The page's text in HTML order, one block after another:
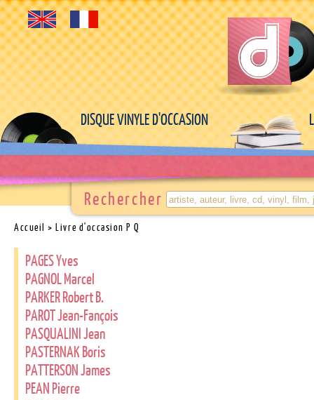
DISQUE VINYLE D'OCCASION
Rechercher
Accueil > Livre d'occasion P Q
PAGES Yves
PAGNOL Marcel
PARKER Robert B.
PAROT Jean-Fançois
PASQUALINI Jean
PASTERNAK Boris
PATTERSON James
PEAN Pierre